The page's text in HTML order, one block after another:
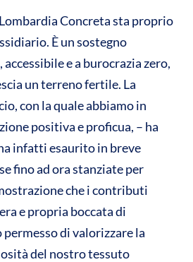
Concreta sta proprio
È un sostegno
e a burocrazia zero,
un terreno fertile. La
con la quale abbiamo in
positiva e proficua, – ha
infatti esaurito in breve
fino ad ora stanziate per
che i contributi
e propria boccata di
permesso di valorizzare la
del nostro tessuto